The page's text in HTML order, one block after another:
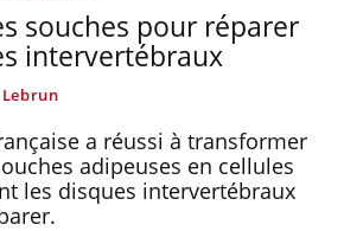
souches pour réparer
intervertébraux
a réussi à transformer
adipeuses en cellules
les disques intervertébraux